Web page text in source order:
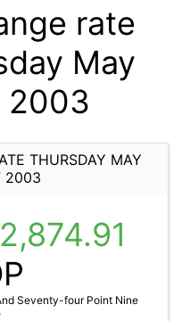
rate
May
2003
THURSDAY MAY
2003
2,874.91
Seventy-four Point Nine